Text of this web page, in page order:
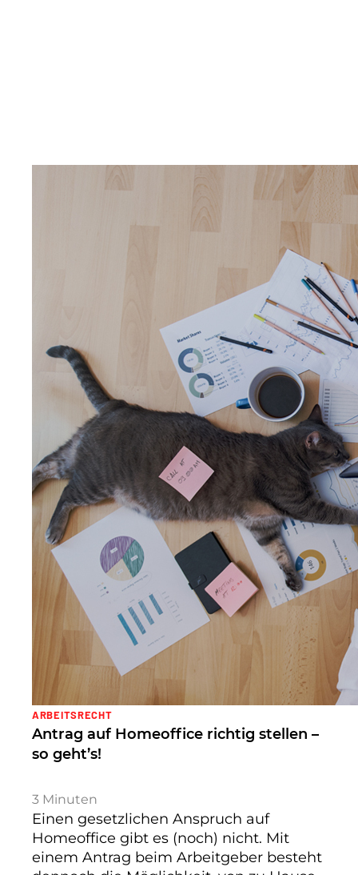
ARBEITSRECHT
Antrag auf Homeoffice richtig stellen –
so geht’s!
3 Minuten
Einen gesetzlichen Anspruch auf
Homeoffice gibt es (noch) nicht. Mit
einem Antrag beim Arbeitgeber besteht